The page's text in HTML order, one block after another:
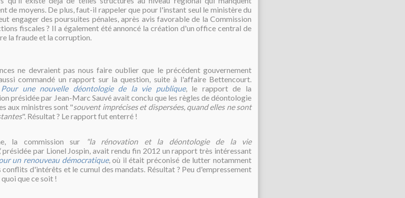
de moyens. De plus, faut-il rappeler que pour l'instant seul le ministère du
engager des poursuites pénales, après avis favorable de la Commission
fiscales ? Il a également été annoncé la création d'un office central de
la fraude et la corruption.
ne devraient pas nous faire oublier que le précédent gouvernement
commandé un rapport sur la question, suite à l'affaire Bettencourt.
Pour une nouvelle déontologie de la vie publique, le rapport de la
présidée par Jean-Marc Sauvé avait conclu que les règles de déontologie
aux ministres sont "souvent imprécises et dispersées, quand elles ne sont
". Résultat ? Le rapport fut enterré !
la commission sur
"la rénovation et la déontologie de la vie
présidée par Lionel Jospin, avait rendu fin 2012 un rapport très intéressant
un renouveau démocratique, où il était préconisé de lutter notamment
conflits d'intérêts et le cumul des mandats. Résultat ? Peu d'empressement
que ce soit !